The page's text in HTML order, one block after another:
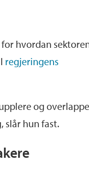
hvordan
regjeringens
og
slår hun fast.